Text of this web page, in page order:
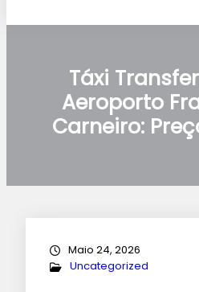
Táxi
Aeroporto
Carneiro:
Maio 24, 2026
Uncategorized